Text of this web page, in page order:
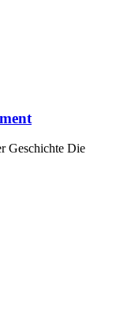
Geschichte Die